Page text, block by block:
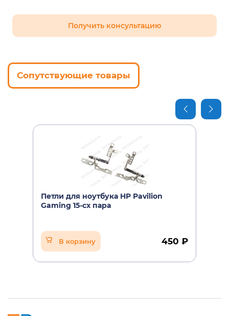
HP Pavilion Gaming 15-cx0090ur
HP Pavilion Gaming 15-cx0098ur
HP Pavilion Gaming 15-cx0099ur
HP Pavilion Gaming 15-cx0103ur
HP Pavilion Gaming 15-cx0105ur
HP Pavilion Gaming 15-cx0106ur
HP Pavilion Gaming 15-cx0107ur
HP Pavilion Gaming 15-cx0108ur
HP Pavilion Gaming 15-cx0114ur
HP Pavilion Gaming 15-cx0119ur
HP Pavilion Gaming 15-cx0122ur
Получить консультацию
Сопутствующие товары
Петли для ноутбука HP Pavilion
Gaming 15-cx пара
В корзину 450 ₽